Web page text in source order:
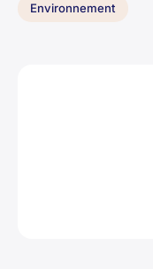
Environnement